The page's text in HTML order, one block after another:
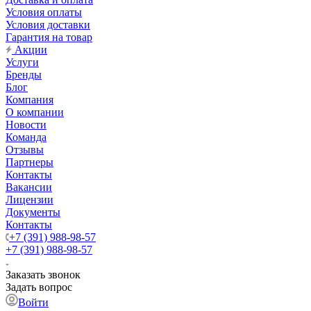
Условия оплаты
Условия доставки
Гарантия на товар
Акции
Услуги
Бренды
Блог
Компания
О компании
Новости
Команда
Отзывы
Партнеры
Контакты
Вакансии
Лицензии
Документы
Контакты
+7 (391) 988-98-57
+7 (391) 988-98-57
Заказать звонок
Задать вопрос
Войти